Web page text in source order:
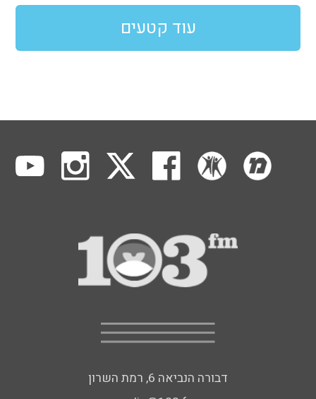
עוד קטעים
דבורה הנביאה 6, רמת השרון